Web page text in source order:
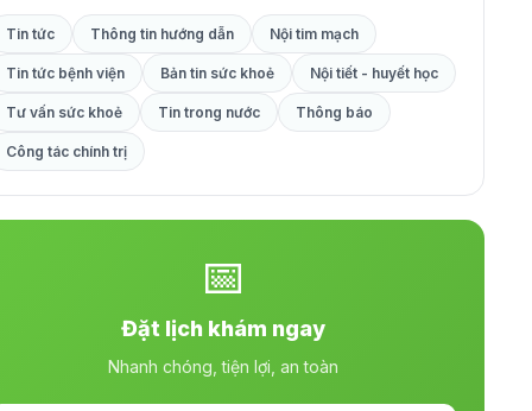
Tin tức Thông tin hướng dẫn Nội tim mạch
Tin tức bệnh viện Bản tin sức khoẻ Nội tiết - huyết học
Tư vấn sức khoẻ Tin trong nước Thông báo
Công tác chính trị
📅
Đặt lịch khám ngay
Nhanh chóng, tiện lợi, an toàn